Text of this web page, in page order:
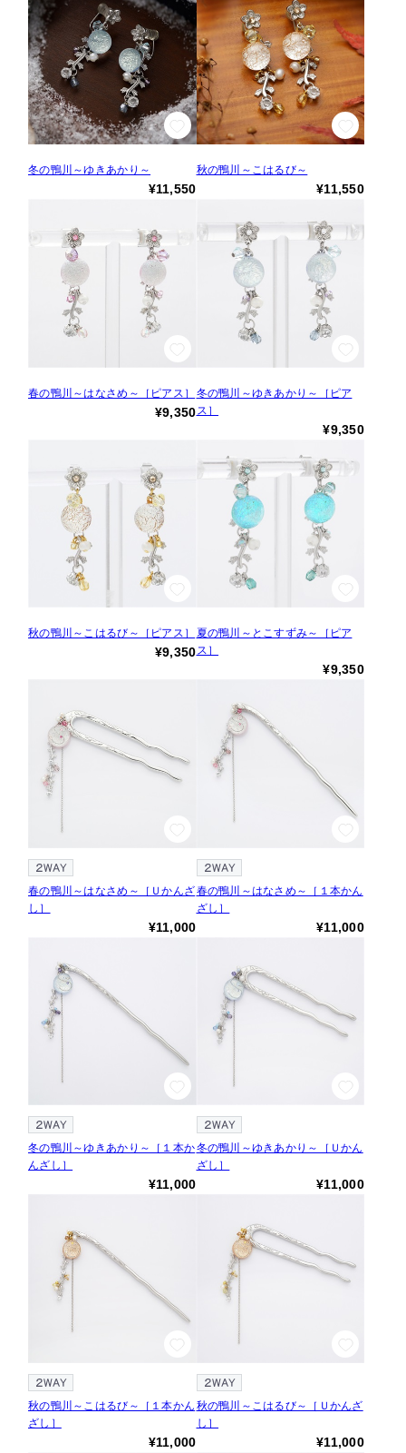
冬の鴨川～ゆきあかり～
¥11,550
秋の鴨川～こはるび～
¥11,550
春の鴨川～はなさめ～［ピアス］
¥9,350
冬の鴨川～ゆきあかり～［ピア
ス］
¥9,350
秋の鴨川～こはるび～［ピアス］
¥9,350
夏の鴨川～とこすずみ～［ピア
ス］
¥9,350
春の鴨川～はなさめ～［Ｕかんざ
し］
¥11,000
春の鴨川～はなさめ～［１本かん
ざし］
¥11,000
冬の鴨川～ゆきあかり～［１本か
んざし］
¥11,000
冬の鴨川～ゆきあかり～［Ｕかん
ざし］
¥11,000
秋の鴨川～こはるび～［１本かん
ざし］
¥11,000
秋の鴨川～こはるび～［Ｕかんざ
し］
¥11,000